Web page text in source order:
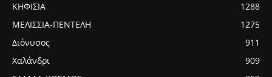
ΚΗΦΙΣΙΑ
1288
ΜΕΛΙΣΣΙΑ-ΠΕΝΤΕΛΗ
1275
Διόνυσος
911
Χαλάνδρι
909